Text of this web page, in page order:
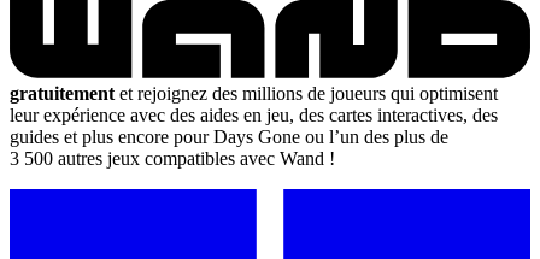
gratuitement et rejoignez des millions de joueurs qui optimisent
leur expérience avec des aides en jeu, des cartes interactives, des
guides et plus encore pour Days Gone ou l’un des plus de
3 500 autres jeux compatibles avec Wand !